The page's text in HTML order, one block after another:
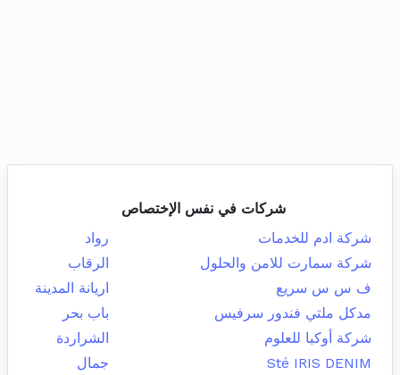
شركات في نفس الإختصاص
شركة ادم للخدمات
رواد
شركة سمارت للامن والحلول
الرقاب
ف س س سريع
اريانة المدينة
مدكل ملتي فندور سرفيس
باب بحر
شركة أوكبا للعلوم
الشراردة
Sté IRIS DENIM
جمال